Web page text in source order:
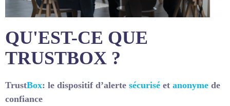
QU'EST-CE QUE
TRUSTBOX ?
TrustBox: le dispositif d’alerte sécurisé et anonyme de
confiance